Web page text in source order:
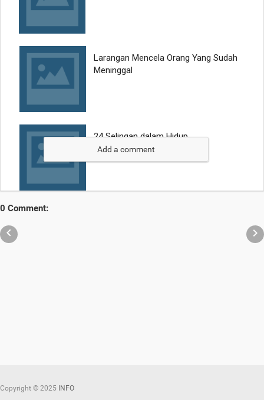
Add a comment
0 Comment:
 
Copyright © 2025 INFO